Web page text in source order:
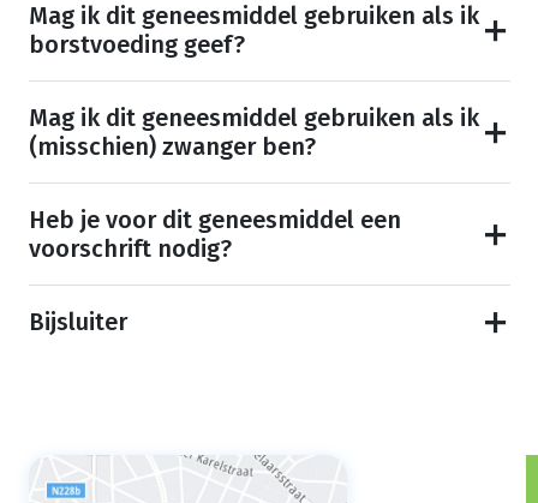
Mag ik dit geneesmiddel gebruiken als ik
borstvoeding geef?
Mag ik dit geneesmiddel gebruiken als ik
(misschien) zwanger ben?
Heb je voor dit geneesmiddel een
voorschrift nodig?
Bijsluiter